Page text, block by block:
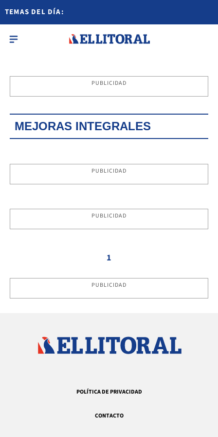
TEMAS DEL DÍA:
PUBLICIDAD
MEJORAS INTEGRALES
PUBLICIDAD
PUBLICIDAD
1
PUBLICIDAD
POLÍTICA DE PRIVACIDAD
CONTACTO